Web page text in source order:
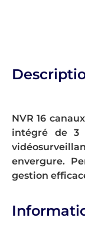
NVR 16
intégré de 3
envergure.
gestion